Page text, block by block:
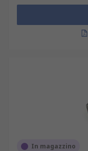
In magazzino